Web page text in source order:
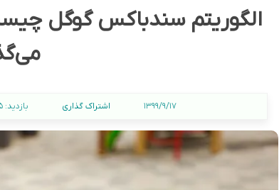
پلاگین های کاربردی پلاگین های SEO ناپ کامرس قالب های رایگان ناپ کامرس
الگوریتم سندباکس گوگل
1399/9/17 اشتراک گذاری بازدید: